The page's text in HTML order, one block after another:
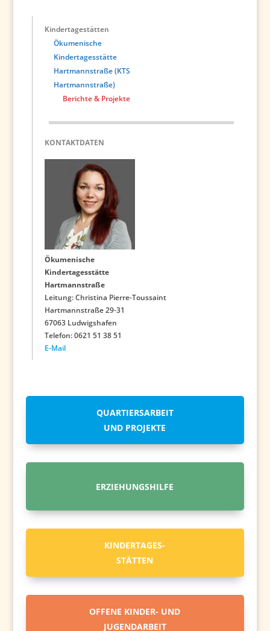
Kindertagestätten
Ökumenische
Kindertagesstätte
Hartmannstraße (KTS
Hartmannstraße)
Berichte & Projekte
KONTAKTDATEN
Ökumenische
Kindertagesstätte
Hartmannstraße
Leitung: Christina Pierre-Toussaint
Hartmannstraße 29-31
67063 Ludwigshafen
Telefon: 0621 51 38 51
E-Mail
QUARTIERSARBEIT
UND PROJEKTE
ERZIEHUNGSHILFE
KINDERTAGES-
STÄTTEN
OFFENE KINDER- UND
JUGENDARBEIT